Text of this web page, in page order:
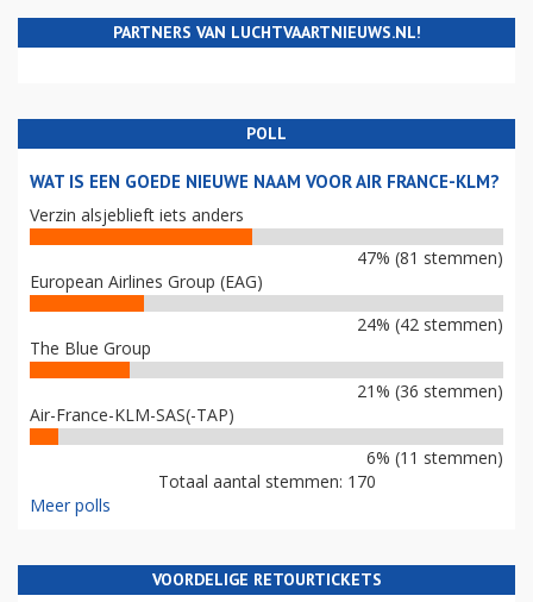
PARTNERS VAN LUCHTVAARTNIEUWS.NL!
POLL
WAT IS EEN GOEDE NIEUWE NAAM VOOR AIR FRANCE-KLM?
Verzin alsjeblieft iets anders
47% (81 stemmen)
European Airlines Group (EAG)
24% (42 stemmen)
The Blue Group
21% (36 stemmen)
Air-France-KLM-SAS(-TAP)
6% (11 stemmen)
Totaal aantal stemmen: 170
Meer polls
VOORDELIGE RETOURTICKETS